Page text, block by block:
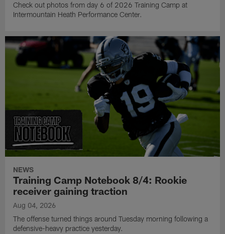
Check out photos from day 6 of 2026 Training Camp at
Intermountain Heath Performance Center.
NEWS
Training Camp Notebook 8/4: Rookie
receiver gaining traction
Aug 04, 2026
The offense turned things around Tuesday morning following a
defensive-heavy practice yesterday.